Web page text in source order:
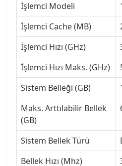
İşlemci Modeli
İşlemci Cache (MB)
İşlemci Hızı (GHz)
İşlemci Hızı Maks. (GHz)
Sistem Belleği (GB)
Maks. Arttılabilir Bellek
(GB)
Sistem Bellek Türü
Bellek Hızı (Mhz)